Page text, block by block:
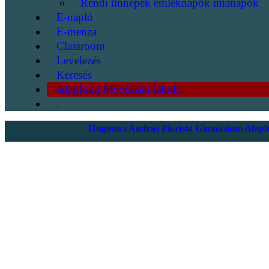
Rendi ünnepek emléknapok imanapok
E-napló
E-menza
Classroom
Levelezés
Keresés
Alapfokú Művészeti Iskola
.
Dugonics András Piarista Gimnázium